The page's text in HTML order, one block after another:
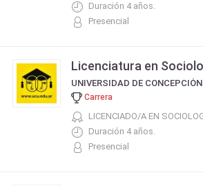
Duración 4 años.
Presencial
Licenciatura en
Carrera
LICENCIADO/A EN
Duración 4 años.
Presencial